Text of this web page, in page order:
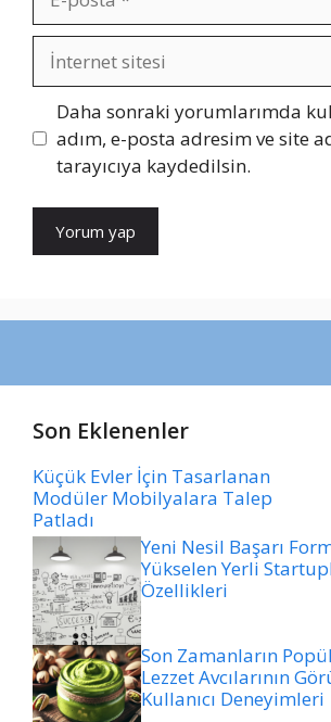
posta
İnternet
sitesi
Daha sonraki yorumlarımda
adım, e-posta adresim ve site
tarayıcıya kaydedilsin.
Son Eklenenler
Küçük Evler İçin Tasarlanan
Modüler Mobilyalara Talep
Patladı
Yeni Nesil Başarı
Yükselen Yerli
Özellikleri
Son Zamanların
Lezzet Avcılarının
Kullanıcı Deneyimleri